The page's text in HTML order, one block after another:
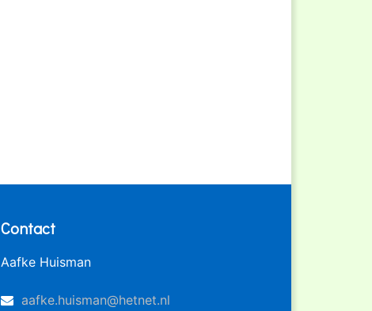
Contact
Aafke Huisman
aafke.huisman@hetnet.nl